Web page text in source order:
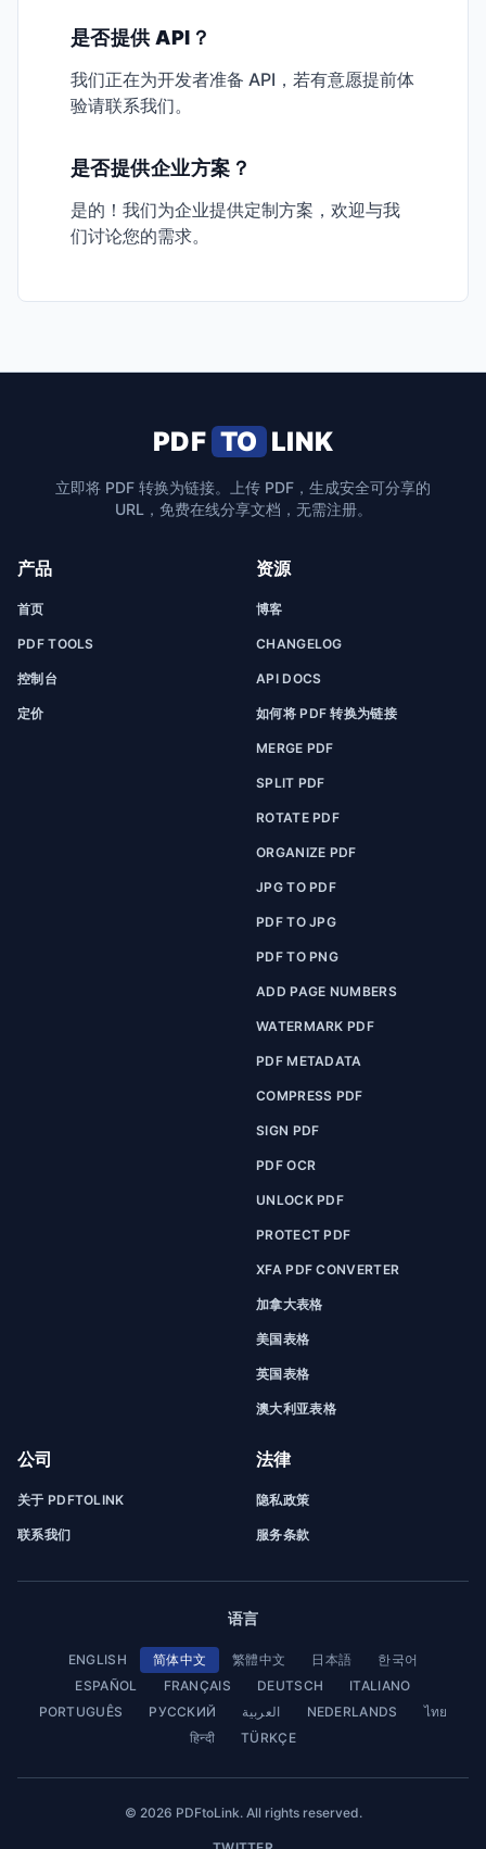
是否提供 API？
我们正在为开发者准备 API，若有意愿提前体
验请联系我们。
是否提供企业方案？
是的！我们为企业提供定制方案，欢迎与我
们讨论您的需求。
PDF TO LINK
立即将 PDF 转换为链接。上传 PDF，生成安全可分享的
URL，免费在线分享文档，无需注册。
产品
首页
PDF TOOLS
控制台
定价
资源
博客
CHANGELOG
API DOCS
如何将 PDF 转换为链接
MERGE PDF
SPLIT PDF
ROTATE PDF
ORGANIZE PDF
JPG TO PDF
PDF TO JPG
PDF TO PNG
ADD PAGE NUMBERS
WATERMARK PDF
PDF METADATA
COMPRESS PDF
SIGN PDF
PDF OCR
UNLOCK PDF
PROTECT PDF
XFA PDF CONVERTER
加拿大表格
美国表格
英国表格
澳大利亚表格
公司
关于 PDFTOLINK
联系我们
法律
隐私政策
服务条款
语言
ENGLISH 简体中文 繁體中文 日本語
한국어
ESPAÑOL
FRANÇAIS DEUTSCH
ITALIANO
PORTUGUÊS
РУССКИЙ العربية NEDERLANDS
ไทย
हिन्दी
TÜRKÇE
© 2026 PDFtoLink. All rights reserved.